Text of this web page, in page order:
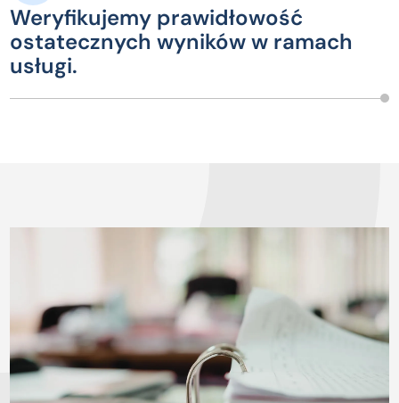
Weryfikujemy prawidłowość
ostatecznych wyników w ramach
usługi.